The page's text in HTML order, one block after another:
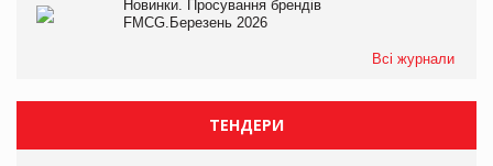
Новинки. Просування брендів
FMCG.Березень 2026
Всі журнали
ТЕНДЕРИ